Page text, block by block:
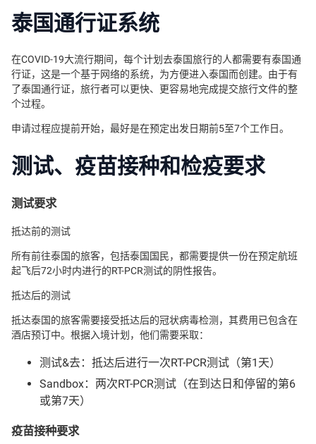
泰国通行证系统
在COVID-19大流行期间，每个计划去泰国旅行的人都需要有泰国通
行证，这是一个基于网络的系统，为方便进入泰国而创建。由于有
了泰国通行证，旅行者可以更快、更容易地完成提交旅行文件的整
个过程。
申请过程应提前开始，最好是在预定出发日期前5至7个工作日。
测试、疫苗接种和检疫要求
测试要求
抵达前的测试
所有前往泰国的旅客，包括泰国国民，都需要提供一份在预定航班
起飞后72小时内进行的RT-PCR测试的阴性报告。
抵达后的测试
抵达泰国的旅客需要接受抵达后的冠状病毒检测，其费用已包含在
酒店预订中。根据入境计划，他们需要采取：
测试&去：抵达后进行一次RT-PCR测试（第1天）
Sandbox：两次RT-PCR测试（在到达日和停留的第6
或第7天）
疫苗接种要求